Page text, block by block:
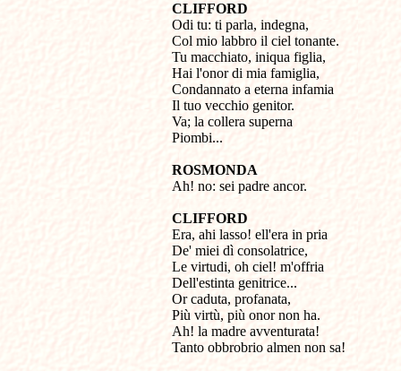
CLIFFORD
Odi tu: ti parla, indegna,
Col mio labbro il ciel tonante.
Tu macchiato, iniqua figlia,
Hai l'onor di mia famiglia,
Condannato a eterna infamia
Il tuo vecchio genitor.
Va; la collera superna
Piombi...
ROSMONDA
Ah! no: sei padre ancor.
CLIFFORD
Era, ahi lasso! ell'era in pria
De' miei dì consolatrice,
Le virtudi, oh ciel! m'offria
Dell'estinta genitrice...
Or caduta, profanata,
Più virtù, più onor non ha.
Ah! la madre avventurata!
Tanto obbrobrio almen non sa!